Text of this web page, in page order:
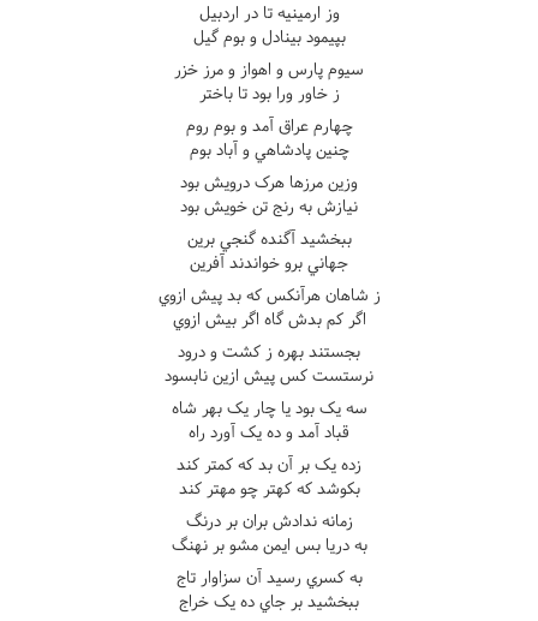
وز ارمينيه تا در اردبيل
بپيمود بينادل و بوم گيل
سيوم پارس و اهواز و مرز خزر
ز خاور ورا بود تا باختر
چهارم عراق آمد و بوم روم
چنين پادشاهي و آباد بوم
وزين مرزها هرک درويش بود
نيازش به رنج تن خويش بود
ببخشيد آگنده گنجي برين
جهاني برو خواندند آفرين
ز شاهان هرآنکس که بد پيش ازوي
اگر کم بدش گاه اگر بيش ازوي
بجستند بهره ز کشت و درود
نرستست کس پيش ازين نابسود
سه يک بود يا چار يک بهر شاه
قباد آمد و ده يک آورد راه
زده يک بر آن بد که کمتر کند
بکوشد که کهتر چو مهتر کند
زمانه ندادش بران بر درنگ
به دريا بس ايمن مشو بر نهنگ
به کسري رسيد آن سزاوار تاج
ببخشيد بر جاي ده يک خراج